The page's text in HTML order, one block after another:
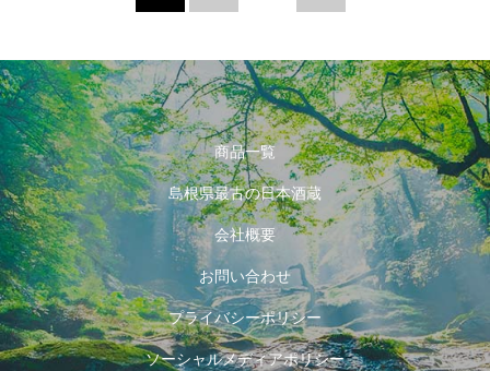
商品一覧
島根県最古の日本酒蔵
会社概要
お問い合わせ
プライバシーポリシー
ソーシャルメディアポリシー